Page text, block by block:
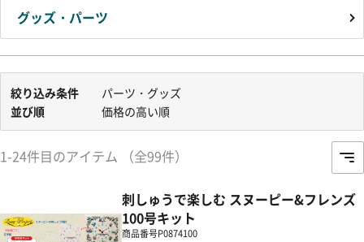
グッズ・パーツ
絞り込み条件
パーツ・グッズ
並び順
価格の高い順
1-24件目のアイテム （全99件）
刺しゅうで楽しむ スヌーピー&フレンズ
100号キット
商品番号P0874100